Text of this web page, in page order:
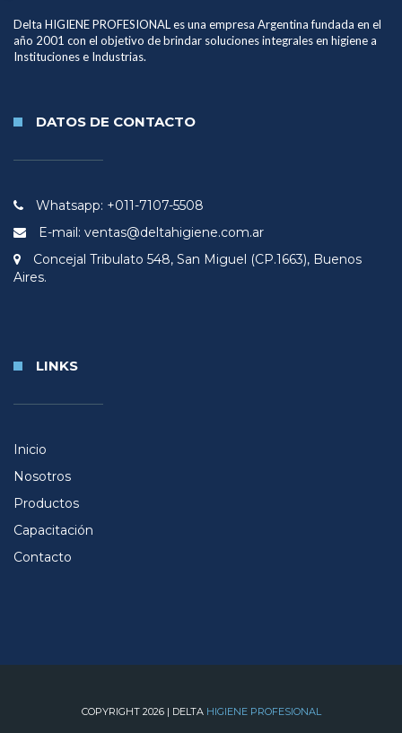
Delta HIGIENE PROFESIONAL es una empresa Argentina fundada en el
año 2001 con el objetivo de brindar soluciones integrales en higiene a
Instituciones e Industrias.
DATOS DE CONTACTO
Whatsapp: +011-7107-5508
E-mail: ventas@deltahigiene.com.ar
Concejal Tribulato 548, San Miguel (CP.1663), Buenos
Aires.
LINKS
Inicio
Nosotros
Productos
Capacitación
Contacto
COPYRIGHT 2026 | DELTA HIGIENE PROFESIONAL